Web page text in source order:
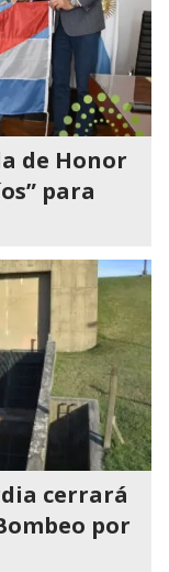
de Honor
para
cerrará
por